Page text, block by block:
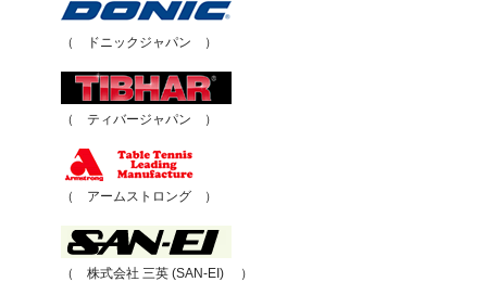
（ ドニックジャパン ）
（ ティバージャパン ）
（ アームストロング ）
（ 株式会社 三英 (SAN-EI) ）